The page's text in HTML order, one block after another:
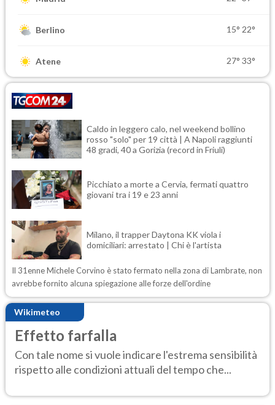
Berlino 15° 22°
Atene 27° 33°
Caldo in leggero calo, nel weekend bollino
rosso "solo" per 19 città | A Napoli raggiunti
48 gradi, 40 a Gorizia (record in Friuli)
Picchiato a morte a Cervia, fermati quattro
giovani tra i 19 e 23 anni
Milano, il trapper Daytona KK viola i
domiciliari: arrestato | Chi è l'artista
Il 31enne Michele Corvino è stato fermato nella zona di Lambrate, non
avrebbe fornito alcuna spiegazione alle forze dell'ordine
Wikimeteo
Effetto farfalla
Con tale nome si vuole indicare l'estrema sensibilità
rispetto alle condizioni attuali del tempo che...